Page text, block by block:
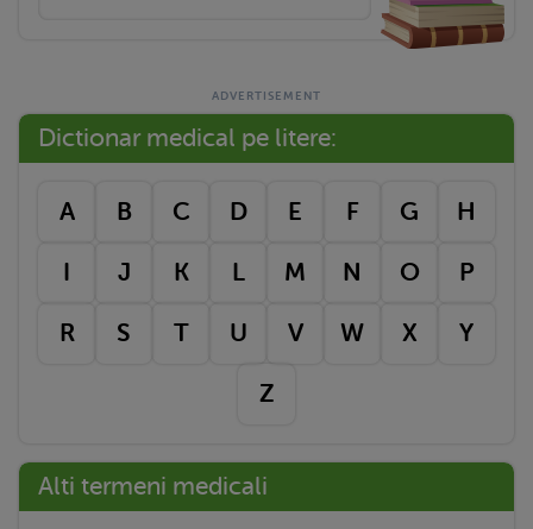
Dictionar medical pe litere:
A B C D E F G H
I J K L M N O P
R S T U V W X Y
Z
Alti termeni medicali